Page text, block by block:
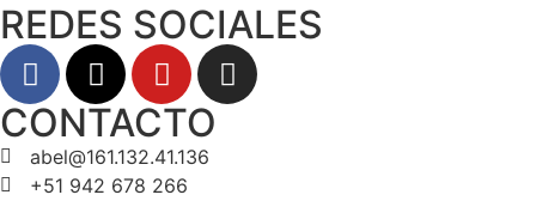
REDES SOCIALES
CONTACTO
abel@161.132.41.136
+51 942 678 266